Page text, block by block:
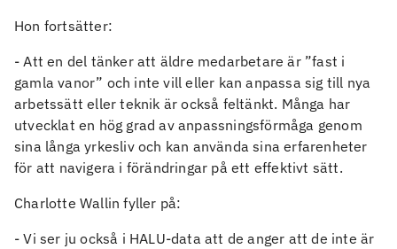
Hon fortsätter:
- Att en del tänker att äldre medarbetare är ”fast i
gamla vanor” och inte vill eller kan anpassa sig till nya
arbetssätt eller teknik är också feltänkt. Många har
utvecklat en hög grad av anpassningsförmåga genom
sina långa yrkesliv och kan använda sina erfarenheter
för att navigera i förändringar på ett effektivt sätt.
Charlotte Wallin fyller på:
- Vi ser ju också i HALU-data att de anger att de inte är